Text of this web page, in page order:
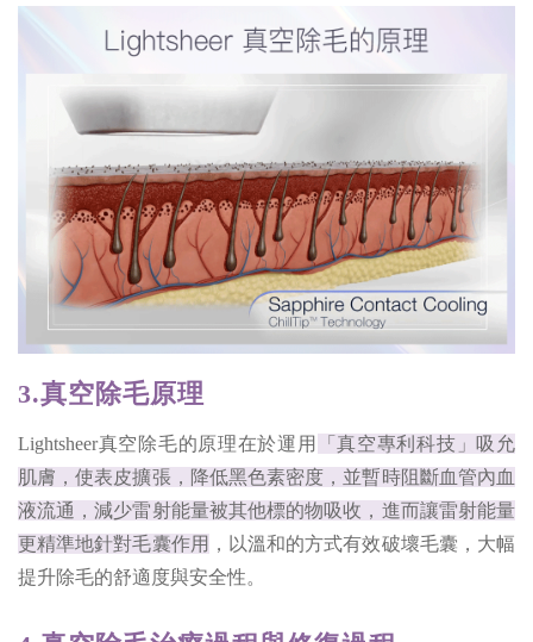
3.真空除毛原理
Lightsheer真空除毛的原理在於運用
「真空專利科技」吸允
肌膚，使表皮擴張，降低黑色素密度，並暫時阻斷血管內血
液流通，減少雷射能量被其他標的物吸收，進而讓雷射能量
更精準地針對毛囊作用 ，以溫和的方式有效破壞毛囊，大幅
提升除毛的舒適度與安全性。